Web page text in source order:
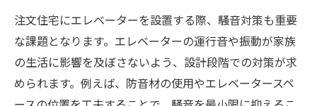
注文住宅にエレベーターを設置する際、騒音対策も重要
な課題となります。エレベーターの運行音や振動が家族
の生活に影響を及ぼさないよう、設計段階での対策が求
められます。例えば、防音材の使用やエレベータースペ